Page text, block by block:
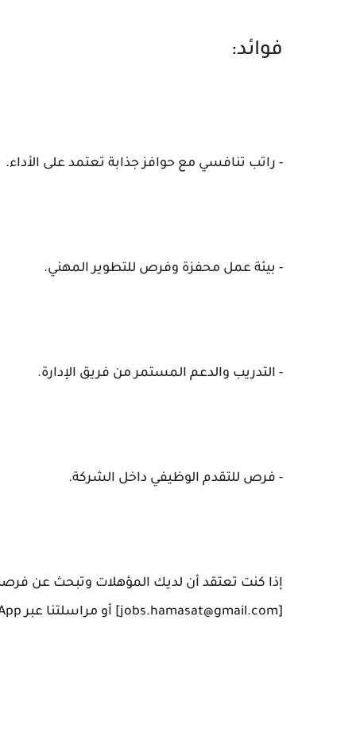
فوائد:
- راتب تنافسي مع حوافز جذابة تعتمد على الأداء.
- بيئة عمل محفزة وفرص للتطوير المهني.
- التدريب والدعم المستمر من فريق الإدارة.
- فرص للتقدم الوظيفي داخل الشركة.
إذا كنت تعتقد أن لديك المؤهلات وتبحث عن فرصة
[jobs.hamasat@gmail.com] أو مراسلتنا عبر WhatsApp على [+971527764058].